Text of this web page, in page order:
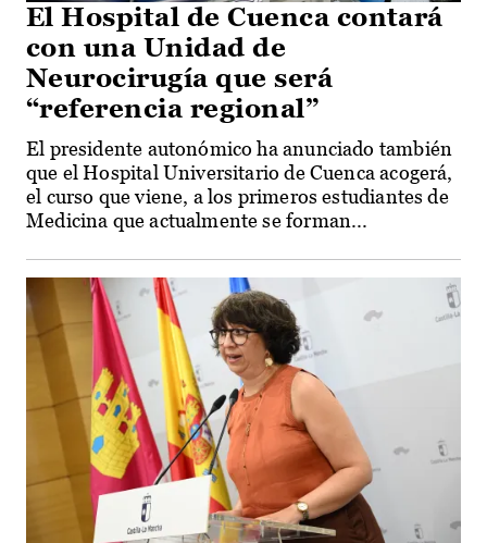
El Hospital de Cuenca contará
con una Unidad de
Neurocirugía que será
“referencia regional”
El presidente autonómico ha anunciado también
que el Hospital Universitario de Cuenca acogerá,
el curso que viene, a los primeros estudiantes de
Medicina que actualmente se forman...